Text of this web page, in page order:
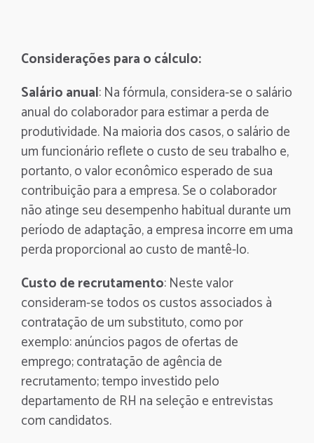
Considerações para o cálculo:
Salário anual: Na fórmula, considera-se o salário
anual do colaborador para estimar a perda de
produtividade. Na maioria dos casos, o salário de
um funcionário reflete o custo de seu trabalho e,
portanto, o valor econômico esperado de sua
contribuição para a empresa. Se o colaborador
não atinge seu desempenho habitual durante um
período de adaptação, a empresa incorre em uma
perda proporcional ao custo de mantê-lo.
Custo de recrutamento: Neste valor
consideram-se todos os custos associados à
contratação de um substituto, como por
exemplo: anúncios pagos de ofertas de
emprego; contratação de agência de
recrutamento; tempo investido pelo
departamento de RH na seleção e entrevistas
com candidatos.